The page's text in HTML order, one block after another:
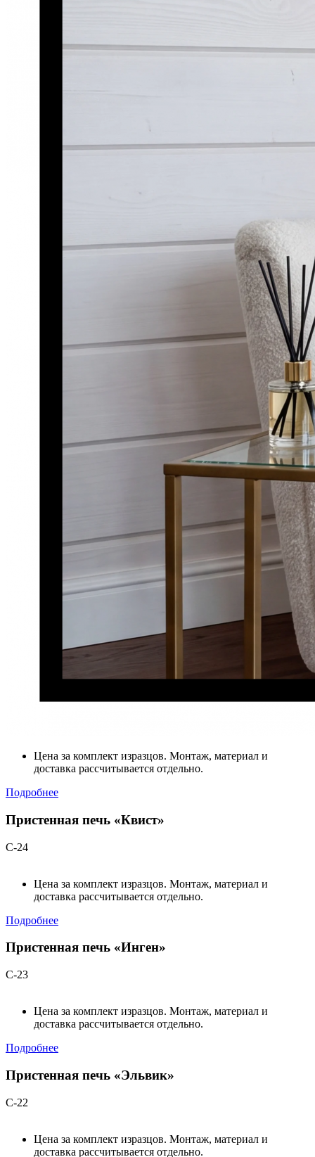
Цена за комплект изразцов. Монтаж, материал и
доставка рассчитывается отдельно.
Подробнее
Пристенная печь «Квист»
С-24
Цена за комплект изразцов. Монтаж, материал и
доставка рассчитывается отдельно.
Подробнее
Пристенная печь «Инген»
С-23
Цена за комплект изразцов. Монтаж, материал и
доставка рассчитывается отдельно.
Подробнее
Пристенная печь «Эльвик»
С-22
Цена за комплект изразцов. Монтаж, материал и
доставка рассчитывается отдельно.